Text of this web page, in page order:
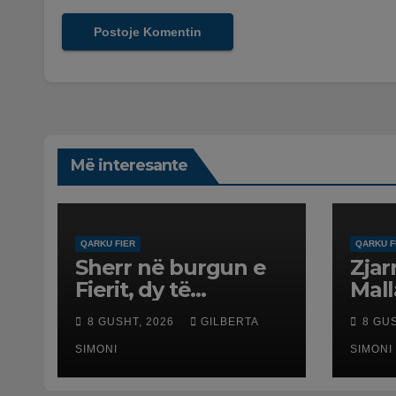
Më interesante
QARKU FIER
Sherr në burgun e
Fierit, dy të
burgosur
përfundojnë në
spital
8 GUSHT, 2026 GILBERTA
SIMONI
QARKU
8
SIMONI